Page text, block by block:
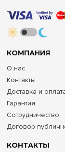
КОНТАКТЫ
КОМПАНИЯ
О нас
Контакты
Доставка и
Гарантия
Сотрудничество
Договор